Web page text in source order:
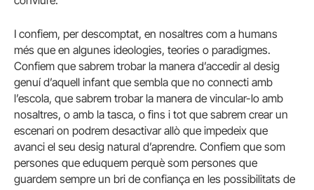
I confiem, per descomptat, en nosaltres com a humans
més que en algunes ideologies, teories o paradigmes.
Confiem que sabrem trobar la manera d’accedir al desig
genuí d’aquell infant que sembla que no connecti amb
l’escola, que sabrem trobar la manera de vincular-lo amb
nosaltres, o amb la tasca, o fins i tot que sabrem crear un
escenari on podrem desactivar allò que impedeix que
avanci el seu desig natural d’aprendre. Confiem que som
persones que eduquem perquè som persones que
guardem sempre un bri de confiança en les possibilitats de